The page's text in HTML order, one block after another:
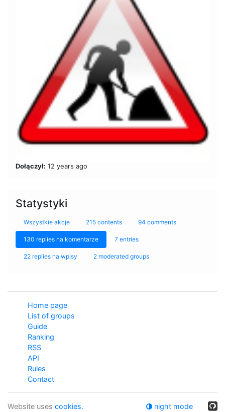
Dołączył: 12 years ago
Statystyki
Wszystkie akcje 215 contents 94 comments
130 replies na komentarze 7 entries
22 replies na wpisy 2 moderated groups
Home page
List of groups
Guide
Ranking
RSS
API
Rules
Contact
Website uses cookies. night mode